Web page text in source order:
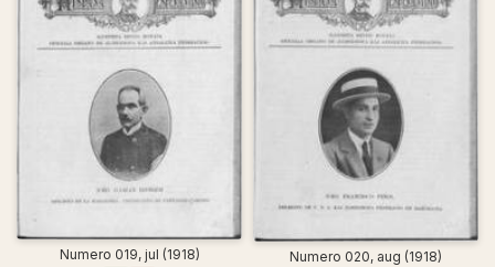
Numero 019, jul (1918) Numero 020, aug (1918)